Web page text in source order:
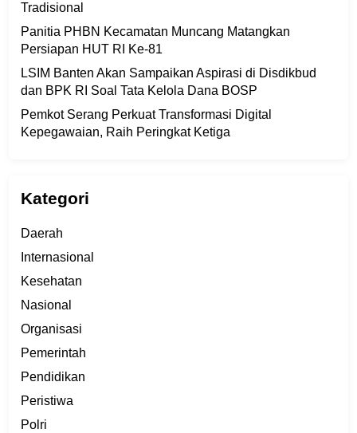
Tradisional
Panitia PHBN Kecamatan Muncang Matangkan
Persiapan HUT RI Ke-81
LSIM Banten Akan Sampaikan Aspirasi di Disdikbud
dan BPK RI Soal Tata Kelola Dana BOSP
Pemkot Serang Perkuat Transformasi Digital
Kepegawaian, Raih Peringkat Ketiga
Kategori
Daerah
Internasional
Kesehatan
Nasional
Organisasi
Pemerintah
Pendidikan
Peristiwa
Polri